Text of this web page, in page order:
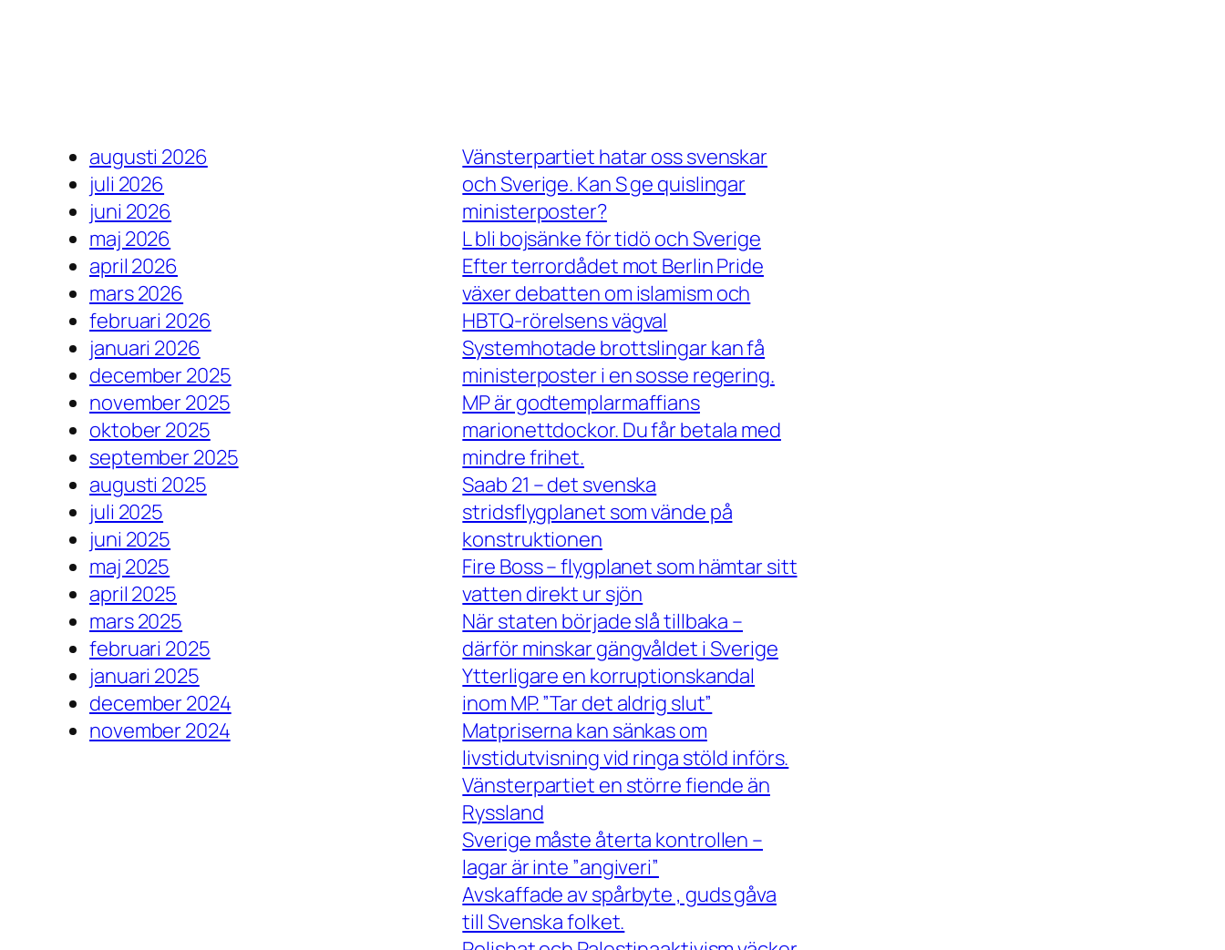
augusti 2026
juli 2026
juni 2026
maj 2026
april 2026
mars 2026
februari 2026
januari 2026
december 2025
november 2025
oktober 2025
september 2025
augusti 2025
juli 2025
juni 2025
maj 2025
april 2025
mars 2025
februari 2025
januari 2025
december 2024
november 2024
Vänsterpartiet hatar oss svenskar
och Sverige. Kan S ge quislingar
ministerposter?
L bli bojsänke för tidö och Sverige
Efter terrordådet mot Berlin Pride
växer debatten om islamism och
HBTQ-rörelsens vägval
Systemhotade brottslingar kan få
ministerposter i en sosse regering.
MP är godtemplarmaffians
marionettdockor. Du får betala med
mindre frihet.
Saab 21 – det svenska
stridsflygplanet som vände på
konstruktionen
Fire Boss – flygplanet som hämtar sitt
vatten direkt ur sjön
När staten började slå tillbaka –
därför minskar gängvåldet i Sverige
Ytterligare en korruptionskandal
inom MP. ”Tar det aldrig slut”
Matpriserna kan sänkas om
livstidutvisning vid ringa stöld införs.
Vänsterpartiet en större fiende än
Ryssland
Sverige måste återta kontrollen –
lagar är inte ”angiveri”
Avskaffade av spårbyte , guds gåva
till Svenska folket.